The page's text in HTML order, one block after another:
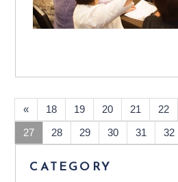
« 18 19 20 21 22
27 28 29 30 31 32
CATEGORY